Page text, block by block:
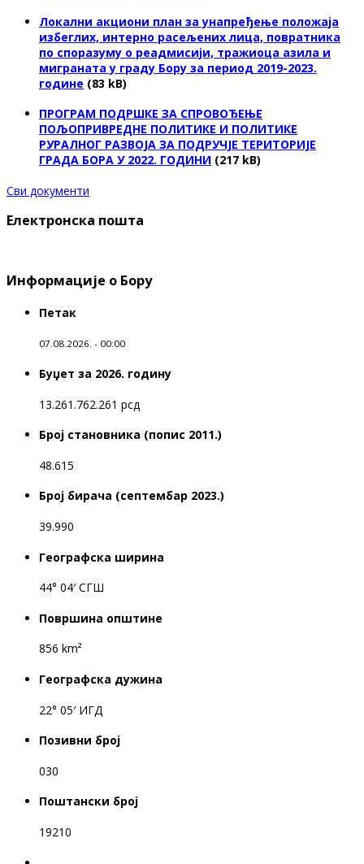
Локални акциони план за унапређење положаја
избеглих, интерно расељених лица, повратника
по споразуму о реадмисији, тражиоца азила и
миграната у граду Бору за период 2019-2023.
године (83 kB)
ПРОГРАМ ПОДРШКЕ ЗА СПРОВОЂЕЊЕ
ПОЉОПРИВРЕДНЕ ПОЛИТИКЕ И ПОЛИТИКЕ
РУРАЛНОГ РАЗВОЈА ЗА ПОДРУЧЈЕ ТЕРИТОРИЈЕ
ГРАДА БОРА У 2022. ГОДИНИ (217 kB)
Сви документи
Електронска пошта
Информације о Бору
Петак
07.08.2026. - 00:00
Буџет за 2026. годину
13.261.762.261 рсд
Број становника (попис 2011.)
48.615
Број бирача (септембар 2023.)
39.990
Географска ширина
44° 04′ СГШ
Површина општине
856 km²
Географска дужина
22° 05′ ИГД
Позивни број
030
Поштански број
19210